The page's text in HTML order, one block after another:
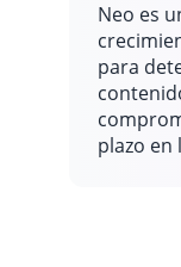
Neo es
para
plazo en